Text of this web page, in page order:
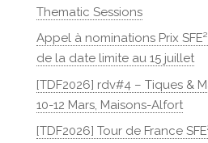
Thematic Sessions
Appel à nominations Prix
de la date limite au 15 juillet
[TDF2026] rdv#4 – Tiques &
10-12 Mars, Maisons-Alfort
[TDF2026] Tour de France